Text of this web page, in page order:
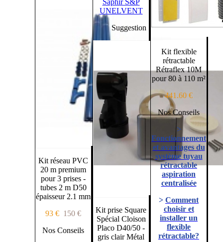
Kit réseau PVC
20 m premium
pour 3 prises -
tubes 2 m D50
épaisseur 2.1 mm
93 € 150 €
Nos Conseils
UNELVENT
Suggestion
Kit prise Square
Spécial Cloison
Placo D40/50 -
gris clair Métal
Kit flexible
rétractable
Rétraflex 10M
pour 80 à 110 m²
441.60 €
Nos Conseils
>
Fonctionnement
et avantages du
système tuyau
rétractable
aspiration
centralisée
> Comment
choisir et
installer un
flexible
rétractable?